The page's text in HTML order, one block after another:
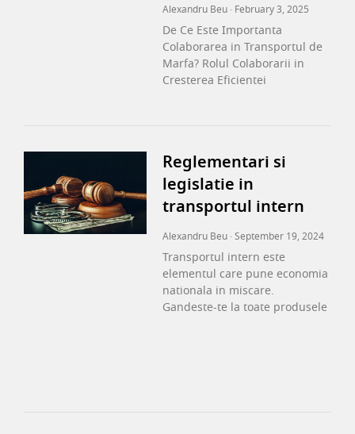
Alexandru Beu February 3, 2025
De Ce Este Importanta
Colaborarea in Transportul de
Marfa? Rolul Colaborarii in
Cresterea Eficientei
Reglementari si
legislatie in
transportul intern
Alexandru Beu September 19, 2024
Transportul intern este
elementul care pune economia
nationala in miscare.
Gandeste-te la toate produsele